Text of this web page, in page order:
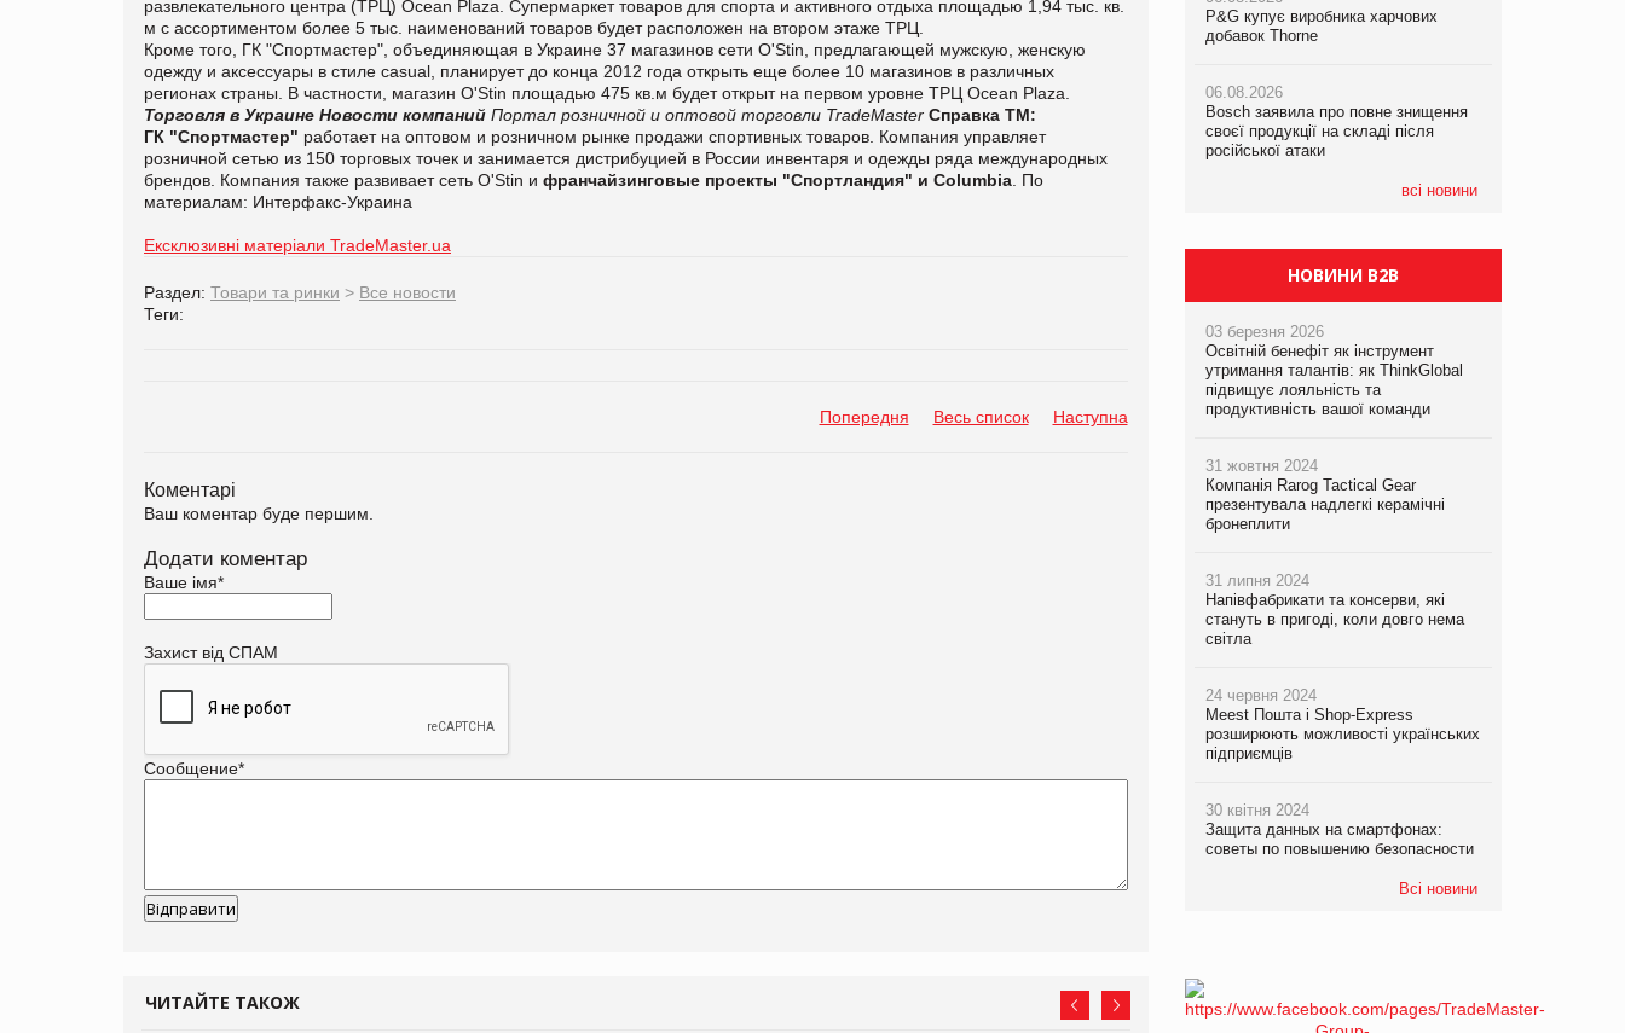
развлекательного центра (ТРЦ) Ocean Plaza. Супермаркет товаров для спорта и активного отдыха площадью 1,94 тыс. кв.
м с ассортиментом более 5 тыс. наименований товаров будет расположен на втором этаже ТРЦ.
Кроме того, ГК "Спортмастер", объединяющая в Украине 37 магазинов сети O'Stin, предлагающей мужскую, женскую
одежду и аксессуары в стиле casual, планирует до конца 2012 года открыть еще более 10 магазинов в различных
регионах страны. В частности, магазин O'Stin площадью 475 кв.м будет открыт на первом уровне ТРЦ Ocean Plaza.
Торговля в Украине Новости компаний Портал розничной и оптовой торговли TradeMaster Справка ТМ:
ГК "Спортмастер" работает на оптовом и розничном рынке продажи спортивных товаров. Компания управляет
розничной сетью из 150 торговых точек и занимается дистрибуцией в России инвентаря и одежды ряда международных
брендов. Компания также развивает сеть O'Stin и франчайзинговые проекты "Спортландия" и Columbia По
материалам: Интерфакс-Украина
Ексклюзивні матеріали TradeMaster.ua
Раздел: Товари та ринки > Все новости
Теги:
Попередня Весь список Наступна
Коментарі
Ваш коментар буде першим.
Додати коментар
Ваше імя*
Захист від СПАМ
Сообщение*
ЧИТАЙТЕ ТАКОЖ
P&G купує виробника харчових
добавок Thorne
06.08.2026
Bosch заявила про повне знищення
своєї продукції на складі після
російської атаки
всі новини
P&G купує виробника харчових
добавок Thorne
06.08.2026
Bosch заявила про повне знищення
своєї продукції на складі після
російської атаки
P&G купує виробника харчових
добавок Thorne
06.08.2026
Bosch заявила про повне знищення
своєї продукції на складі після
російської атаки
НОВИНИ B2B
03 березня 2026
Освітній бенефіт як інструмент
утримання талантів: як ThinkGlobal
підвищує лояльність та
продуктивність вашої команди
31 жовтня 2024
Компанія Rarog Tactical Gear
презентувала надлегкі керамічні
бронеплити
31 липня 2024
Напівфабрикати та консерви, які
стануть в пригоді, коли довго нема
світла
24 червня 2024
Meest Пошта і Shop-Express
розширюють можливості українських
підприємців
30 квітня 2024
Защита данных на смартфонах:
советы по повышению безопасности
Всі новини